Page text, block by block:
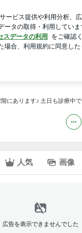
ドして ブログの更新通知
を
にあります♪ 土日も診療中で
人気 画像
広告を表示できませんでした